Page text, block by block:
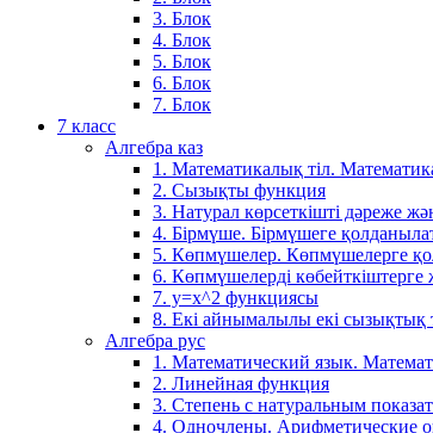
3. Блок
4. Блок
5. Блок
6. Блок
7. Блок
7 класс
Алгебра каз
1. Математикалық тіл.
2. Сызықты функция
3. Натурал көрсеткішті дәреже
4. Бірмүше. Бірмүшеге
5. Көпмүшелер. Көпмүшелерге
6. Көпмүшелерді көбейткіштерге
7. у=х^2 функциясы
8. Екі айнымалылы екі сызықтық
Алгебра рус
1. Математический язык.
2. Линейная функция
3. Степень с натуральным
4. Одночлены. Арифметические